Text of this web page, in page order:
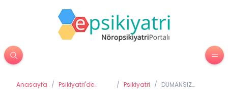
Anasayfa / Psikiyatri'de
/ Psikiyatri / DUMANSIZ